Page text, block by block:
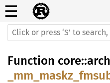
☰
Function core::arch